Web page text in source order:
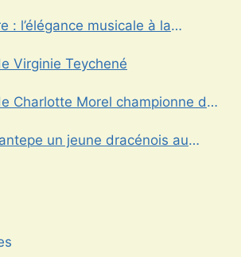
: l’élégance musicale à la
Virginie Teychené
Charlotte Morel championne de
un jeune dracénois au